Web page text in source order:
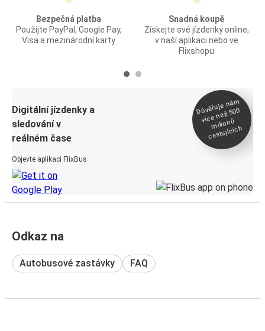
Bezpečná platba
Použijte PayPal, Google Pay,
Visa a mezinárodní karty
Snadná koupě
Získejte své jízdenky online,
v naší aplikaci nebo ve
Flixshopu
Digitální jízdenky a
sledování v
reálném čase
Objevte aplikaci FlixBus
Důvěřuje ná
m
více než 500
milionů
cestujících
Odkaz na
Autobusové zastávky FAQ